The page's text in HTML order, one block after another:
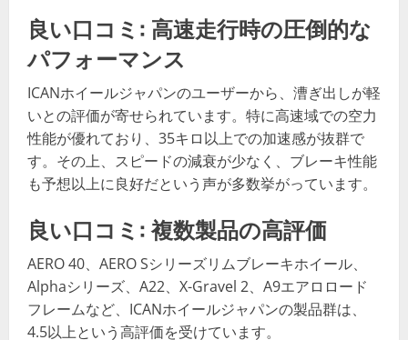
良い口コミ: 高速走行時の圧倒的な
パフォーマンス
ICANホイールジャパンのユーザーから、漕ぎ出しが軽
いとの評価が寄せられています。特に高速域での空力
性能が優れており、35キロ以上での加速感が抜群で
す。その上、スピードの減衰が少なく、ブレーキ性能
も予想以上に良好だという声が多数挙がっています。
良い口コミ: 複数製品の高評価
AERO 40、AERO Sシリーズリムブレーキホイール、
Alphaシリーズ、A22、X-Gravel 2、A9エアロロード
フレームなど、ICANホイールジャパンの製品群は、
4.5以上という高評価を受けています。